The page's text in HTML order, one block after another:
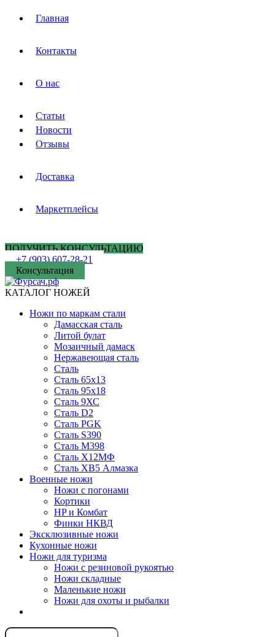
Главная
Контакты
О нас
Статьи
Новости
Отзывы
Доставка
Маркетплейсы
ПОЛУЧИТЬ КОНСУЛЬТАЦИЮ
+7 (903) 607-28-21
Консультация
КАТАЛОГ НОЖЕЙ
Ножи по маркам стали
Дамасская сталь
Литой булат
Мозаичный дамаск
Нержавеющая сталь
Сталь
Сталь 65х13
Сталь 95х18
Сталь 9ХС
Сталь D2
Сталь PGK
Сталь S390
Сталь M398
Сталь Х12МФ
Сталь ХВ5 Алмазка
Военные ножи
Ножи с погонами
Кортики
HP и Комбат
Финки НКВД
Эксклюзивные ножи
Кухонные ножи
Ножи для туризма
Ножи с резиновой рукоятью
Ножи складные
Маленькие ножи
Ножи для охоты и рыбалки